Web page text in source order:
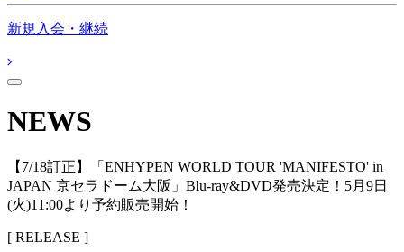
新規入会・継続
NEWS
【7/18訂正】「ENHYPEN WORLD TOUR 'MANIFESTO' in
JAPAN 京セラドーム大阪」Blu-ray&DVD発売決定！5月9日
(火)11:00より予約販売開始！
[ RELEASE ]